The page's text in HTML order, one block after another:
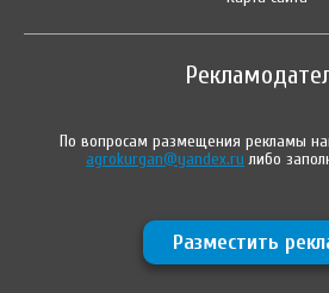
По вопросам размещения рекламы
agrokurgan@yandex.ru либо
Разместить